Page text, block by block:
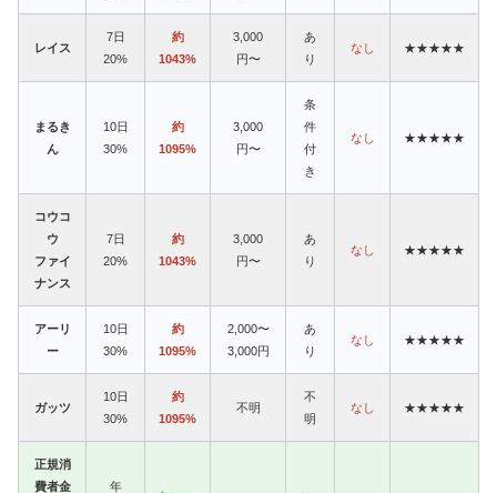
レイス
7日
20%
約
1043%
3,000
円〜
あ
り
なし ★★★★★
まるき
ん
10日
30%
約
1095%
3,000
円〜
条
件
付
き
なし ★★★★★
コウコ
ウ
ファイ
ナンス
7日
20%
約
1043%
3,000
円〜
あ
り
なし ★★★★★
アーリ
ー
10日
30%
約
1095%
2,000〜
3,000円
あ
り
なし ★★★★★
ガッツ
10日
30%
約
1095%
不明
不
明
なし ★★★★★
正規消
費者金
年